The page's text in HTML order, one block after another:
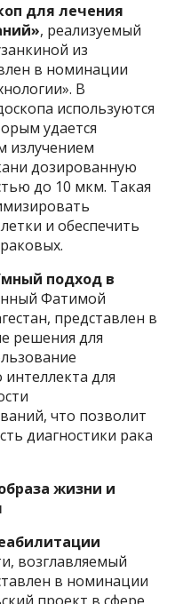
для лечения
, реализуемый
из
в номинации
В
используются
удается
излучением
дозированную
до 10 мкм. Такая
и обеспечить
подход в
Фатимой
представлен в
решения для
интеллекта для
что позволит
диагностики рака
жизни и
возглавляемый
в номинации